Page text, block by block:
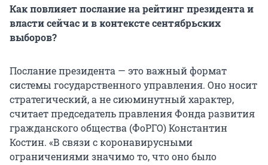
Как повлияет послание на рейтинг президента и
власти сейчас и в контексте сентябрьских
выборов?
Послание президента — это важный формат
системы государственного управления. Оно носит
стратегический, а не сиюминутный характер,
считает председатель правления Фонда развития
гражданского общества (ФоРГО) Константин
Костин. «В связи с коронавирусными
ограничениями значимо то, что оно было